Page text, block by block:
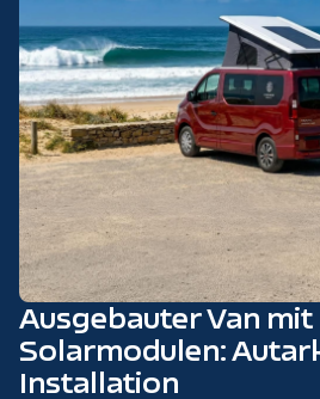
Ausgebauter Van mit
Solarmodulen:
Installation